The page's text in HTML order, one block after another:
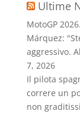
Ultime
MotoGP
Márquez:
aggressivo.
7, 2026
Il pilota
correre un
non